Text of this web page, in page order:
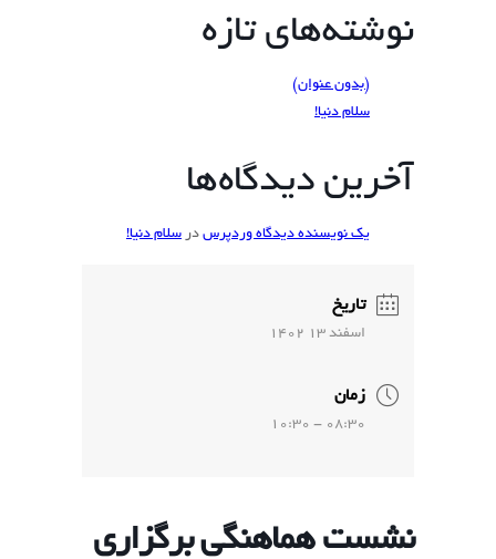
نوشته‌های تازه
(بدون عنوان)
سلام دنیا!
آخرین دیدگاه‌ها
یک نویسنده دیدگاه وردپرس در سلام دنیا!
تاریخ
اسفند 13 1402
زمان
08:30 - 10:30
نشست هماهنگی برگزاری